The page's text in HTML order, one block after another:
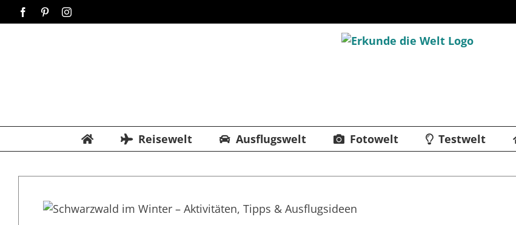
Zum
Inhalt
FacebookPinterestInstagram
Reisewelt Ausflugswelt Fotowelt Testwelt